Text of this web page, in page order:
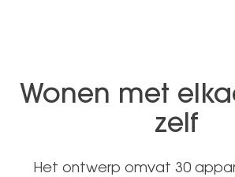
Wonen met
zelf
Het ontwerp omvat 30